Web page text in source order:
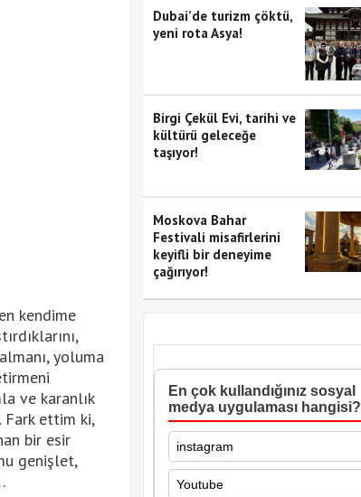
kendime
yoluma
ve karanlık
ettim ki,
bir esir
genişlet,
Dubai’de turizm çöktü,
yeni rota Asya!
Birgi Çekül Evi, tarihi ve
kültürü geleceğe
taşıyor!
Moskova Bahar
Festivali misafirlerini
keyifli bir deneyime
çağırıyor!
En çok kullandığınız sosyal
medya uygulaması hangisi?
instagram
Youtube